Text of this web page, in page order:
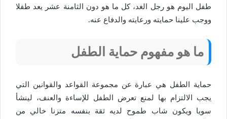
طفل اليوم هو رجل الغد، كل ما هو دون الثامنة عشر يعد طفلا
ووجب علينا حمايته ورعايته والدفاع عنه.
ما هو مفهوم حماية الطفل
حماية الطفل هي عبارة عن مجموعة القواعد والقوانين التي
يجب الالتزام بها لمنع تعرض الطفل للإساءة والعنف، لينشأ
سويا ويكون شاب طموح لديه ثقة بنفسه متزنا خالي من